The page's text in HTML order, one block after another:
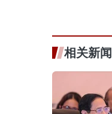
相关新闻